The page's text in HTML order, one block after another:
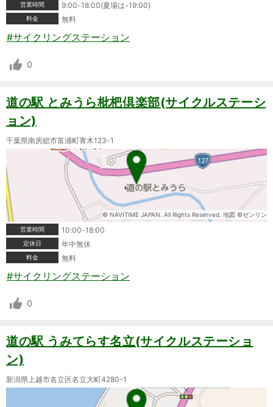
営業時間
9:00-18:00(夏場は-19:00)
料金 無料
#サイクリングステーション
0
道の駅 とみうら枇杷倶楽部(サイクルステーシ
ョン)
千葉県南房総市富浦町青木123-1
© NAVITIME JAPAN. All Rights Reserved. 地図 ©ゼンリン
営業時間
10:00-18:00
定休日 年中無休
料金 無料
#サイクリングステーション
0
道の駅 うみてらす名立(サイクルステーショ
ン)
新潟県上越市名立区名立大町4280-1